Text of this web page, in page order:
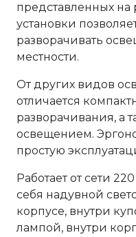
представленных на
установки
разворачивать
местности.
От других видов
отличается
разворачивания, а
освещением.
простую
Работает от сети
себя надувной
корпусе, внутри
лампой, внутри